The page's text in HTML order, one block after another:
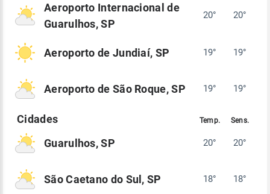
Aeroporto Internacional de
Guarulhos, SP
20° 20°
Aeroporto de Jundiaí, SP 19° 19°
Aeroporto de São Roque, SP 19° 19°
Guarulhos, SP 20° 20°
São Caetano do Sul, SP 18° 18°